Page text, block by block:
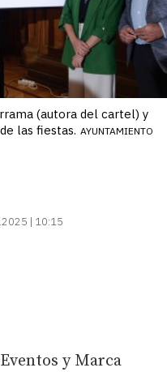
(autora del cartel) y
las fiestas. AYUNTAMIENTO
| 10:15
y Marca